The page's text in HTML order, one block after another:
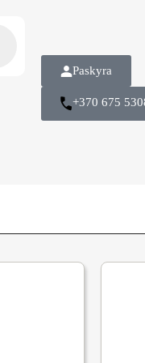
Paskyra
+370 675